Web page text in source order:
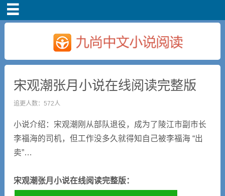
宋观潮张月小说在线阅读完整版
追更人数：572人
小说介绍：宋观潮刚从部队退役，成为了陵江市副市长
李福海的司机，但工作没多久就得知自己被李福海 “出
卖”…
宋观潮张月小说在线阅读完整版：